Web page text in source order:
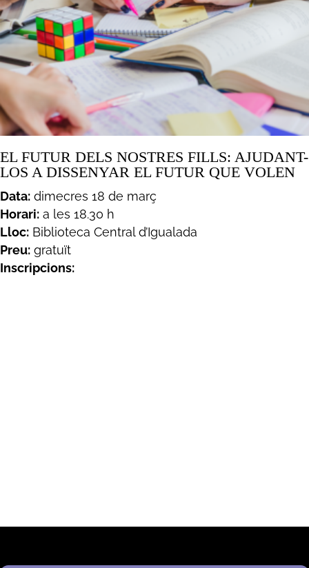
EL FUTUR DELS NOSTRES FILLS: AJUDANT-
LOS A DISSENYAR EL FUTUR QUE VOLEN
Data: dimecres 18 de març
Horari: a les 18.30 h
Lloc: Biblioteca Central d’Igualada
Preu: gratuït
Inscripcions: